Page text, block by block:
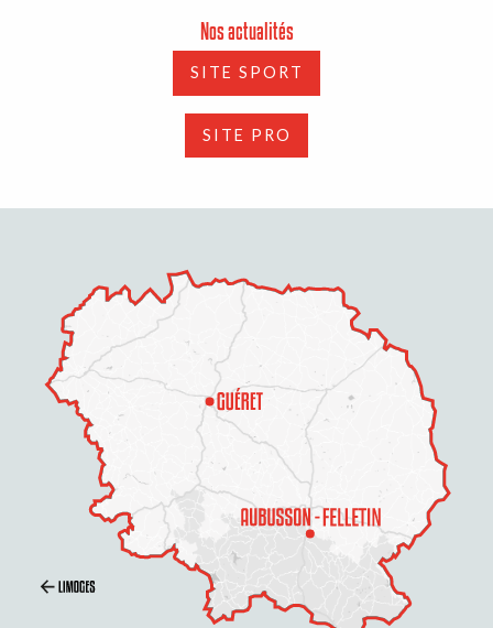
Description
Prestations
Tarifs
Nos actualités
SITE SPORT
SITE PRO